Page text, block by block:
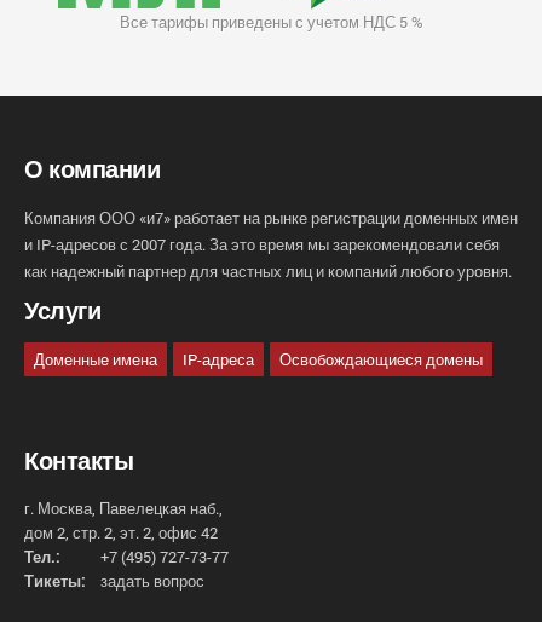
Все тарифы приведены с учетом НДС 5 %
О компании
Компания ООО «и7» работает на рынке регистрации доменных имен
и IP-адресов с 2007 года. За это время мы зарекомендовали себя
как надежный партнер для частных лиц и компаний любого уровня.
Услуги
Доменные имена IP-адреса Освобождающиеся домены
Контакты
г. Москва, Павелецкая наб.,
дом 2, стр. 2, эт. 2, офис 42
Тел.:
+7 (495) 727-73-77
Тикеты:
задать вопрос